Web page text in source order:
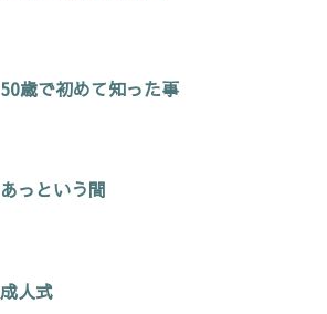
50歳で初めて知った事
あっという間
成人式